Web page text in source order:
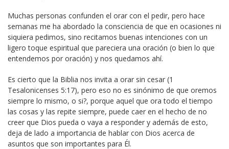
Muchas personas confunden el orar con el pedir, pero hace
semanas me ha abordado la consciencia de que en ocasiones ni
siquiera pedimos, sino recitamos buenas intenciones con un
ligero toque espiritual que pareciera una oración (o bien lo que
entendemos por oración) y nos quedamos ahí.
Es cierto que la Biblia nos invita a orar sin cesar (1
Tesalonicenses 5:17), pero eso no es sinónimo de que oremos
siempre lo mismo, o si?, porque aquel que ora todo el tiempo
las cosas y las repite siempre, puede caer en el hecho de no
creer que Dios pueda o vaya a responder y además de esto,
deja de lado a importancia de hablar con Dios acerca de
asuntos que son importantes para Él.